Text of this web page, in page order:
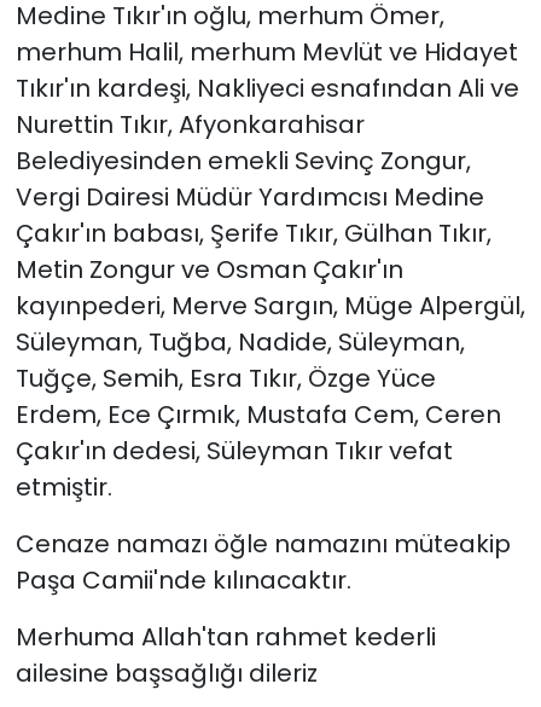
Medine Tıkır'ın oğlu, merhum Ömer,
merhum Halil, merhum Mevlüt ve Hidayet
Tıkır'ın kardeşi, Nakliyeci esnafından Ali ve
Nurettin Tıkır, Afyonkarahisar
Belediyesinden emekli Sevinç Zongur,
Vergi Dairesi Müdür Yardımcısı Medine
Çakır'ın babası, Şerife Tıkır, Gülhan Tıkır,
Metin Zongur ve Osman Çakır'ın
kayınpederi, Merve Sargın, Müge Alpergül,
Süleyman, Tuğba, Nadide, Süleyman,
Tuğçe, Semih, Esra Tıkır, Özge Yüce
Erdem, Ece Çırmık, Mustafa Cem, Ceren
Çakır'ın dedesi, Süleyman Tıkır vefat
etmiştir.
Cenaze namazı öğle namazını müteakip
Paşa Camii'nde kılınacaktır.
Merhuma Allah'tan rahmet kederli
ailesine başsağlığı dileriz